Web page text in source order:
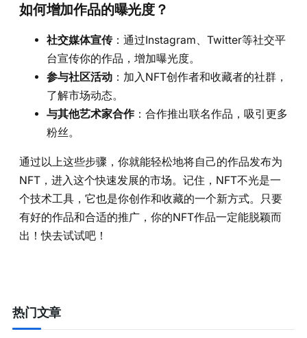
如何增加作品的曝光度？
社交媒体宣传：通过Instagram、Twitter等社交平
台宣传你的作品，增加曝光度。
参与社区活动 ：加入NFT创作者和收藏者的社群，
了解市场动态。
与其他艺术家合作：合作推出联名作品，吸引更多
粉丝。
通过以上这些步骤，你就能轻松地将自己的作品发布为
NFT，进入这个快速发展的市场。记住，NFT不光是一
个技术工具，它也是你创作和收藏的一个新方式。只要
有好的作品和合适的推广，你的NFT作品一定能脱颖而
出！快去试试吧！
热门文章